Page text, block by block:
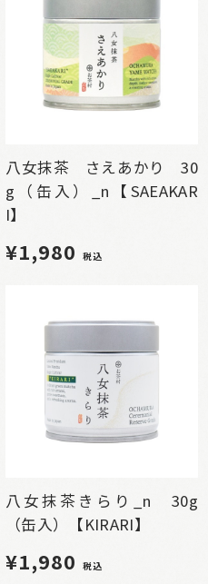
八女抹茶 さえあかり 30
g（缶入）_n【SAEAKAR
I】
¥1,980 税込
八女抹茶きらり_n 30g
（缶入）【KIRARI】
¥1,980 税込